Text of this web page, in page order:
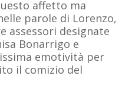
affetto ma
parole di Lorenzo,
assessori designate
Bonarrigo e
emotività per
il comizio del